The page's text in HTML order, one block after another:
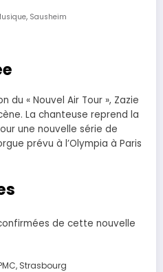
, Sausheim
du « Nouvel Air Tour », Zazie
La chanteuse reprend la
une nouvelle série de
prévu à l’Olympia à Paris
de cette nouvelle
Strasbourg